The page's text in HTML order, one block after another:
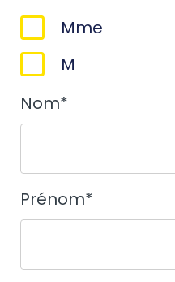
Sexe
Mme
M
Nom*
Prénom*